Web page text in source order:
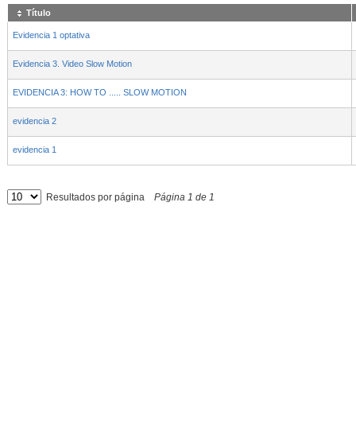
Título
Evidencia 1 optativa
Evidencia 3. Video Slow Motion
EVIDENCIA 3: HOW TO ..... SLOW MOTION
evidencia 2
evidencia 1
Resultados por página Página 1 de 1